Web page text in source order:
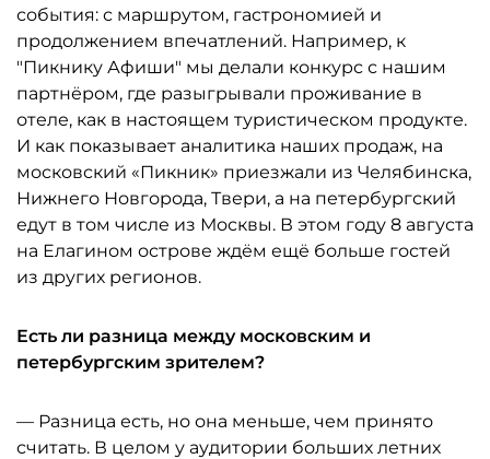
события: с маршрутом, гастрономией и
продолжением впечатлений. Например, к
"Пикнику Афиши" мы делали конкурс с нашим
партнёром, где разыгрывали проживание в
отеле, как в настоящем туристическом продукте.
И как показывает аналитика наших продаж, на
московский «Пикник» приезжали из Челябинска,
Нижнего Новгорода, Твери, а на петербургский
едут в том числе из Москвы. В этом году 8 августа
на Елагином острове ждём ещё больше гостей
из других регионов.
Есть ли разница между московским и
петербургским зрителем?
— Разница есть, но она меньше, чем принято
считать. В целом у аудитории больших летних